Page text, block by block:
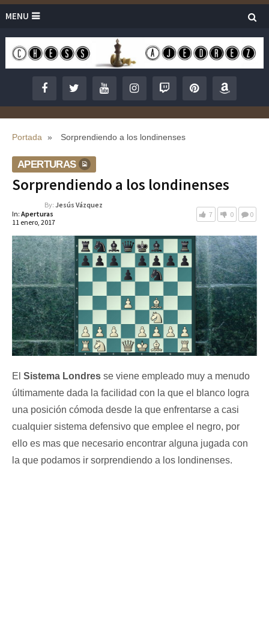
MENU
Portada » Sorprendiendo a los londinenses
APERTURAS
Sorprendiendo a los londinenses
By: Jesús Vázquez
In: Aperturas
11 enero, 2017
7 0 0
El Sistema Londres se viene empleado muy a menudo
últimamente dada la facilidad con la que el blanco logra
una posición cómoda desde la que enfrentarse a casi
cualquier sistema defensivo que emplee el negro, por
ello es mas que necesario encontrar alguna jugada con
la que podamos ir sorprendiendo a los londinenses.